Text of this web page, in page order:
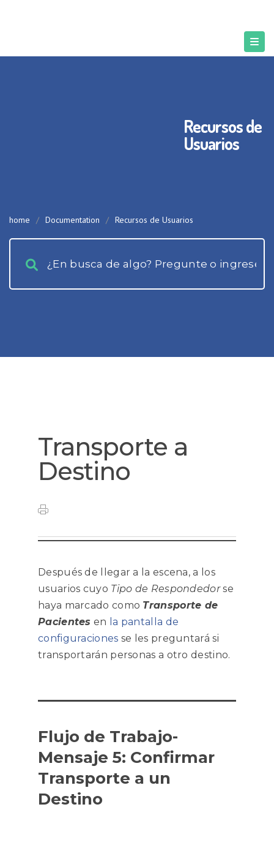
Recursos de
Usuarios
home / Documentation / Recursos de Usuarios
Transporte a
Destino
Después de llegar a la escena, a los
usuarios cuyo Tipo de Respondedorse
haya marcado como Transporte de
Pacientes en la pantalla de
configuraciones se les preguntará si
transportarán personas a otro destino.
Flujo de Trabajo-
Mensaje 5: Confirmar
Transporte a un
Destino